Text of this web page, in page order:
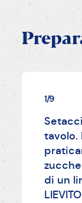
1/9
tavolo.
di un